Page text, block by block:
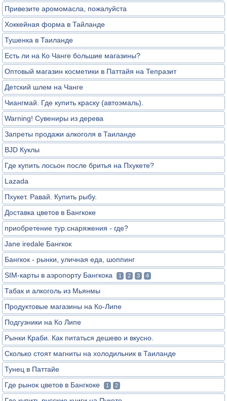
Привезите аромомасла, пожалуйста
Хоккейная форма в Тайланде
Тушенка в Таиланде
Есть ли на Ко Чанге большие магазины?
Оптовый магазин косметики в Паттайя на Тепразит
Детский шлем на Чанге
Чиангмай. Где купить краску (автоэмаль).
Warning! Сувениры из дерева
Запреты продажи алкоголя в Таиланде
BJD Куклы
Где купить лосьон после бритья на Пхукете?
Lazada
Пхукет. Равай. Купить рыбу.
Доставка цветов в Бангкоке
приобретение тур.снаряжения - где?
Jane iredale Бангкок
Бангкок - рынки, уличная еда, шоппинг
SIM-карты в аэропорту Бангкока
1 2 3 4
Табак и алкоголь из Мьянмы
Продуктовые магазины на Ко-Липе
Подгузники на Ко Липе
Рынки Краби. Как питаться дешево и вкусно.
Сколько стоят магниты на холодильник в Таиланде
Тунец в Паттайе
Где рынок цветов в Бангкоке
1 2